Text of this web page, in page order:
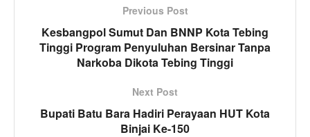
Previous Post
Kesbangpol Sumut Dan BNNP Kota Tebing
Tinggi Program Penyuluhan Bersinar Tanpa
Narkoba Dikota Tebing Tinggi
Next Post
Bupati Batu Bara Hadiri Perayaan HUT Kota
Binjai Ke-150